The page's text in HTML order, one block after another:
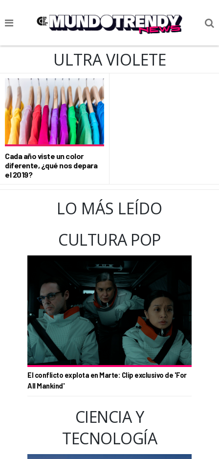
NOTICIAS
CIENCIA Y TECNOLOGÍA
VIDA
SOCIEDAD
CULTURIZANDO.COM
ULTRA VIOLETE
Cada año viste un color
diferente, ¿qué nos depara
el 2019?
LO MÁS LEÍDO
CULTURA POP
El conflicto explota en Marte: Clip exclusivo de 'For
All Mankind'
CIENCIA Y
TECNOLOGÍA